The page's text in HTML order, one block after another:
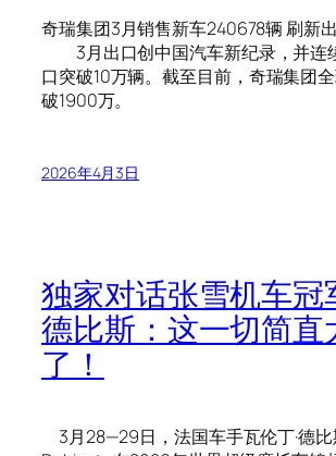
奇瑞集团3月销售新车240678辆 刷新
3月出口创中国汽车新纪录，并连
口突破10万辆。截至目前，奇瑞集团
破1900万。
2026年4月3日
独家对话张雪机车冠
德比斯：这一切简直
了！
3月28—29日，法国车手瓦伦丁·德